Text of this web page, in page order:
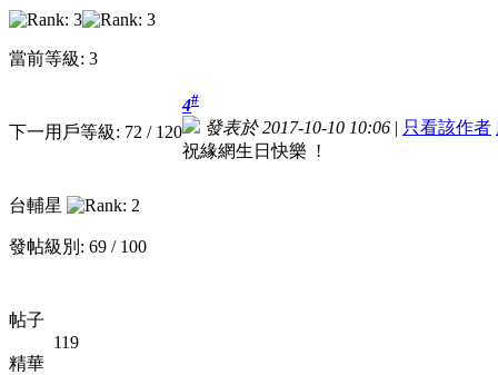
當前等級: 3
下一用戶等級: 72 / 120
台輔星
發帖級別: 69 / 100
帖子
119
精華
4#
發表於 2017-10-10 10:06 | 只看該作者
祝緣網生日快樂 !